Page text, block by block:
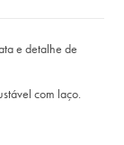
e detalhe de
com laço.